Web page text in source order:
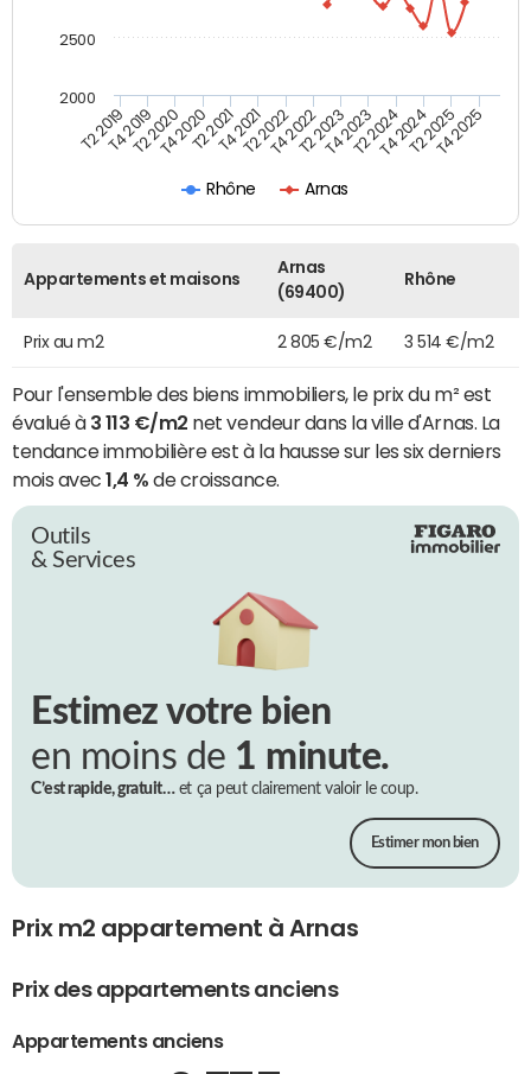
Rhône Arnas
T2 2019T4 2019T2 2020T4 2020T2 2021T4 2021T2 2022T4 2022T2 2023T4 2023T2 2024T4 2024T2 2025T4 2025
2000
2500
Appartements et maisons
Arnas
(69400)
Rhône
Prix au m2 2 805 €/m2 3 514 €/m2
Pour l'ensemble des biens immobiliers, le prix du m² est
évalué à 3 113 €/m2 net vendeur dans la ville d'Arnas. La
tendance immobilière est à la hausse sur les six derniers
mois avec1,4 % de croissance.
Outils
& Services
Estimez votre bien
en moins de 1 minute.
C’est rapide, gratuit…et ça peut clairement valoir le coup.
Estimer mon bien
Prix m2 appartement à Arnas
Prix des appartements anciens
Appartements anciens